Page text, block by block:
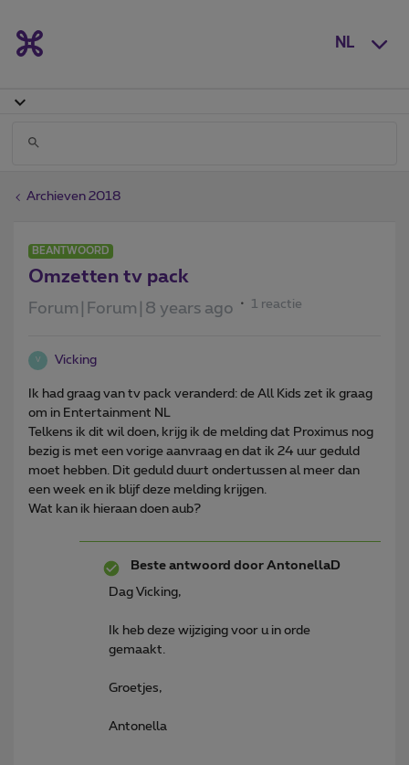
NL
Archieven 2018
BEANTWOORD
Omzetten tv pack
Forum|Forum|8 years ago 1 reactie
V Vicking
Ik had graag van tv pack veranderd: de All Kids zet ik graag
om in Entertainment NL
Telkens ik dit wil doen, krijg ik de melding dat Proximus nog
bezig is met een vorige aanvraag en dat ik 24 uur geduld
moet hebben. Dit geduld duurt ondertussen al meer dan
een week en ik blijf deze melding krijgen.
Wat kan ik hieraan doen aub?
Beste antwoord door AntonellaD
Dag Vicking,
Ik heb deze wijziging voor u in orde
gemaakt.
Groetjes,
Antonella